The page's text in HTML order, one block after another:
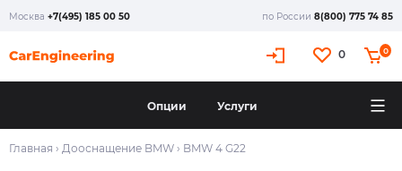
Москва +7(495) 185 00 50 по России 8(800) 775 74 85
0 0
Опции Услуги
Главная › Дооснащение BMW › BMW 4 G22